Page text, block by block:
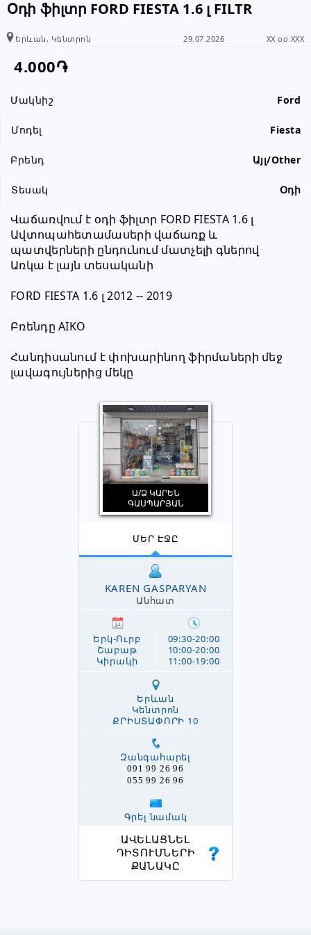
Օդի ֆիլտր FORD FIESTA 1.6 լ FILTR
Երևան, Կենտրոն 29.07.2026 XX oo XXX
4.000֏
Մակնիշ Ford
Մոդել Fiesta
Բրենդ Այլ/Other
Տեսակ Օդի
Վաճառվում է օդի ֆիլտր FORD FIESTA 1.6 լ
Ավտոպահետամասերի վաճառք և
պատվերների ընդունում մատչելի գներով
Առկա է լայն տեսականի
FORD FIESTA 1.6 լ 2012 -- 2019
Բռենդը AIKO
Հանդիսանում է փոխարինող ֆիրմաների մեջ
լավագույներից մեկը
Ա/Ձ ԿԱՐԵՆ
ԳԱՍՊԱՐՅԱՆ
ՄԵՐ ԷՋԸ
KAREN GASPARYAN
Անհատ
Երկ-Ուրբ
Շաբաթ
Կիրակի
09:30-20:00
10:00-20:00
11:00-19:00
Երևան
Կենտրոն
ՔՐԻՍՏԱՓՈՐԻ 10
Զանգահարել
091 99 26 96
055 99 26 96
Գրել նամակ
ԱՎԵԼԱՑՆԵԼ
ԴԻՏՈՒՄՆԵՐԻ
ՔԱՆԱԿԸ
տեղեկացնել, որ իր տվյալները